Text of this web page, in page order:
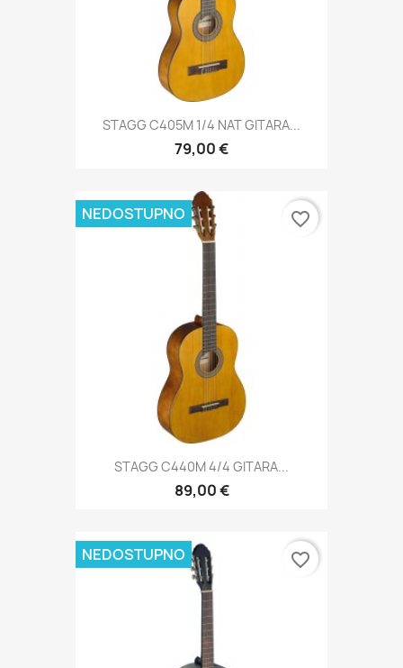
STAGG C405M 1/4 NAT GITARA...
79,00 €
STAGG C440M 4/4 GITARA...
89,00 €
NEDOSTUPNO favorite_border
NEDOSTUPNO favorite_border